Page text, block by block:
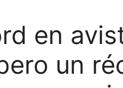
en
un